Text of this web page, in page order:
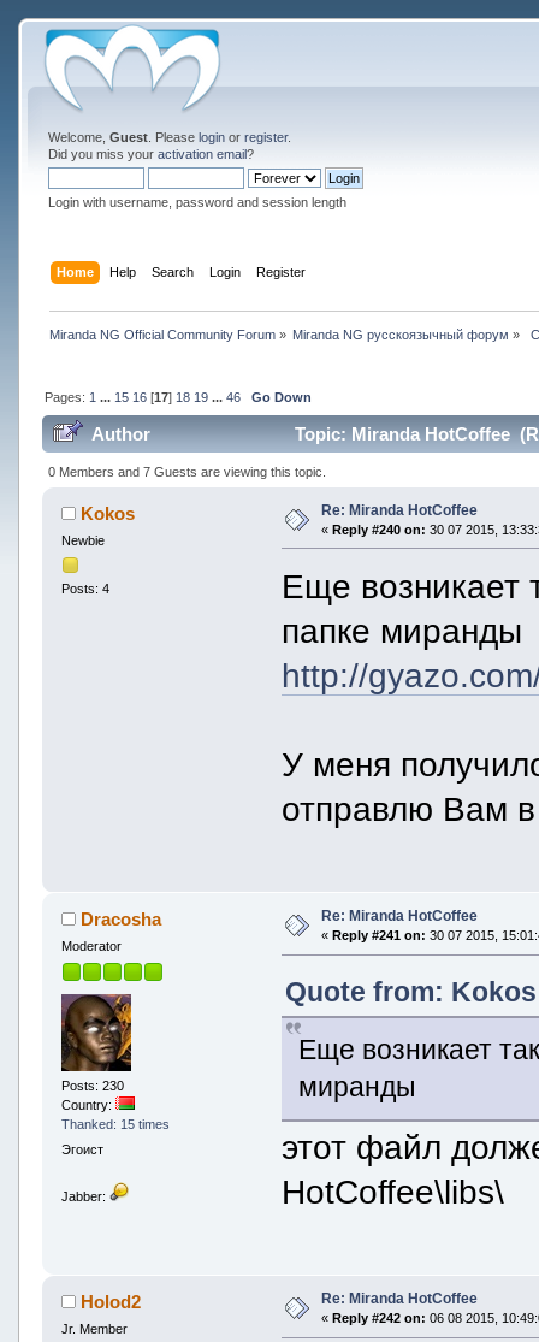
Welcome, Guest. Please loginor register.
Did you miss your activation email?
Login with username, password and session length
Home Help Search Login Register
Miranda NG Official Community Forum» Miranda NG русскоязычный форум »
Pages: 1 ... 15 16[17] 18 19 ... 46 Go Down
Author Topic: Miranda HotCoffee
0 Members and 7 Guests are viewing this topic.
Kokos
Newbie
Posts: 4
Re: Miranda HotCoffee
« Reply #240 on: 30 07 2015,
Еще возникает
папке миранды
http://
У меня
отправлю Вам в
Dracosha
Moderator
Posts: 230
Country:
Thanked: 15 times
Эгоист
Jabber:
Re: Miranda HotCoffee
« Reply #241 on: 30 07 2015,
Quote from:
Еще возникает
миранды
этот файл
HotCoffee\libs\
Holod2
Jr. Member
Re: Miranda HotCoffee
« Reply #242 on: 06 08 2015,